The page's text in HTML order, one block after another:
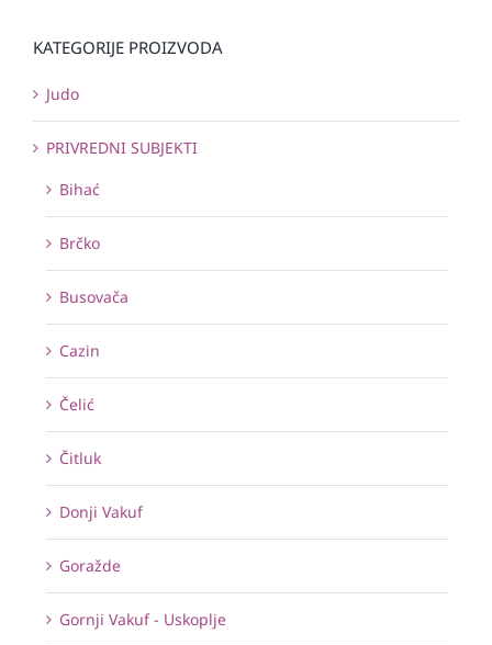
KATEGORIJE PROIZVODA
Judo
PRIVREDNI SUBJEKTI
Bihać
Brčko
Busovača
Cazin
Čelić
Čitluk
Donji Vakuf
Goražde
Gornji Vakuf - Uskoplje